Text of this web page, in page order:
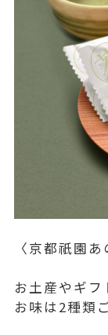
〈京都祇園
お土産やギフ
お味は2種類